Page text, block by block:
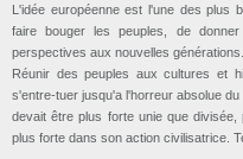
L'idée européenne est l'une des plus
faire bouger les peuples, de
perspectives aux nouvelles générations.
Réunir des peuples aux cultures et
s'entre-tuer jusqu'a l'horreur absolue
devait être plus forte unie que divisée,
plus forte dans son action civilisatrice.